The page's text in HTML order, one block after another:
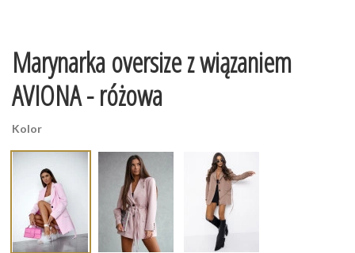
Marynarka oversize z wiązaniem
AVIONA - różowa
Kolor